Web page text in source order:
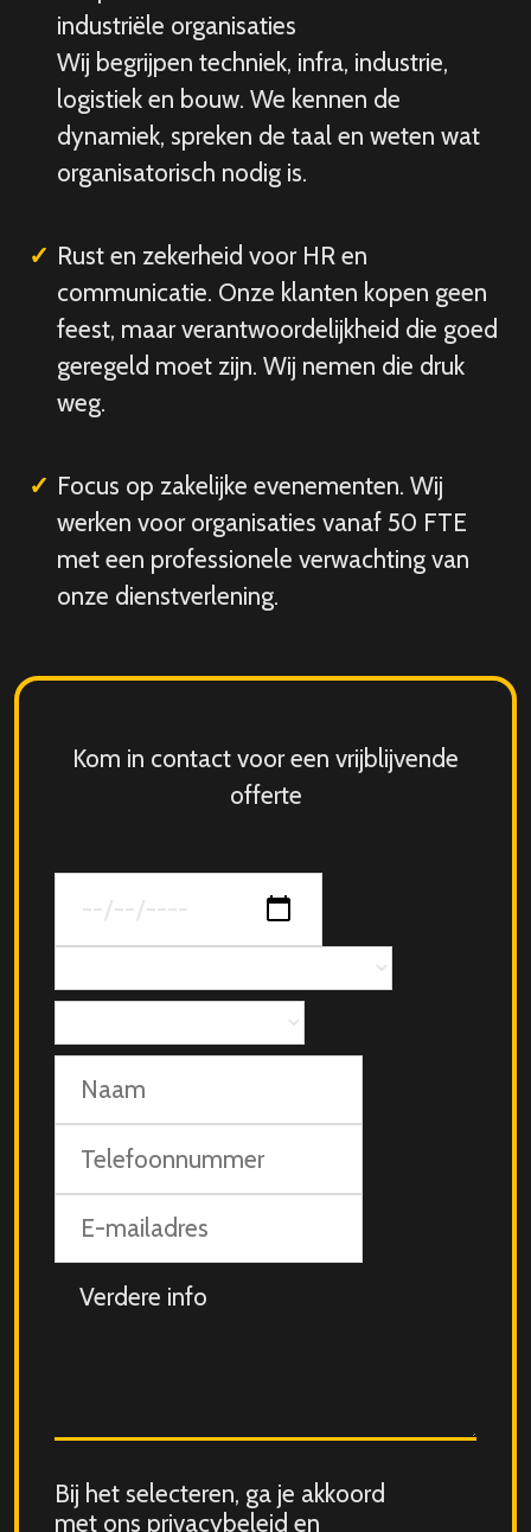
industriële organisaties
Wij begrijpen techniek, infra, industrie,
logistiek en bouw. We kennen de
dynamiek, spreken de taal en weten wat
organisatorisch nodig is.
Rust en zekerheid voor HR en
communicatie. Onze klanten kopen geen
feest, maar verantwoordelijkheid die goed
geregeld moet zijn. Wij nemen die druk
weg.
Focus op zakelijke evenementen. Wij
werken voor organisaties vanaf 50 FTE
met een professionele verwachting van
onze dienstverlening.
Kom in contact voor een vrijblijvende
offerte
van
jouw
personen
mailadres
Aanvullende
info
Consent
for
Bij het selecteren, ga je akkoord
met ons privacybeleid en